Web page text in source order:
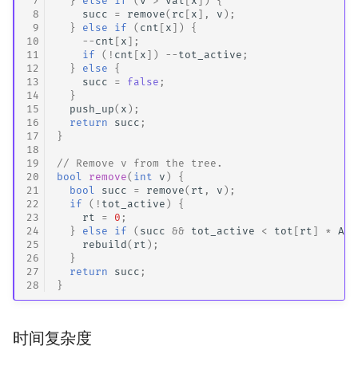
8
9
10
11
12
13
14
15
16
17
18
19
20
21
22
23
24
25
26
27
28
succ
= remove( rc [ x ], v );
}
else if ( cnt [ x ])
{
-- cnt [ x ];
if
( ! cnt [ x ]) -- tot_active ;
}
else
{
succ
= false ;
}
push_up( x );
return
succ ;
}
// Remove v from the tree.
bool
remove( int v )
{
bool
succ = remove( rt , v );
if
( ! tot_active )
{
rt
= 0 ;
}
else if ( succ && tot_active < tot [ rt ] *
rebuild( rt );
}
return
succ ;
}
时间复杂度